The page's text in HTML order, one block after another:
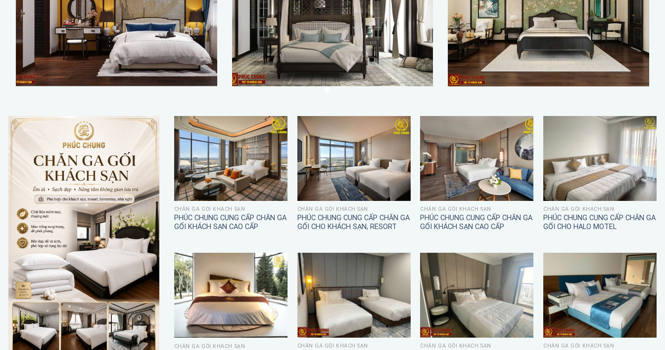
CHĂN GA GỐI KHÁCH SẠN
PHÚC CHUNG CUNG CẤP CHĂN GA
GỐI KHÁCH SẠN CAO CẤP
CHĂN GA GỐI KHÁCH SẠN
PHÚC CHUNG CUNG CẤP CHĂN GA
GỐI CHO KHÁCH SẠN, RESORT
CHĂN GA GỐI KHÁCH SẠN
PHÚC CHUNG CUNG CẤP CHĂN GA
GỐI KHÁCH SẠN CAO CẤP
CHĂN GA GỐI KHÁCH SẠN
PHÚC CHUNG CUNG CẤP CHĂN GA
GỐI CHO HALO MOTEL
CHĂN GA GỐI KHÁCH SẠN CHĂN GA GỐI KHÁCH SẠN CHĂN GA GỐI KHÁCH SẠN CHĂN GA GỐI KHÁCH SẠN